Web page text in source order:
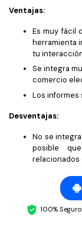
Explorar
PDFelement
Centro de
Explorar más
Adquiere
Centro de
Descarga las
Actualización
Ventajas:
Es muy fácil
herramienta
tu
Se integra
comercio
Los informes
Desventajas:
No se
posible
relacionados
100%